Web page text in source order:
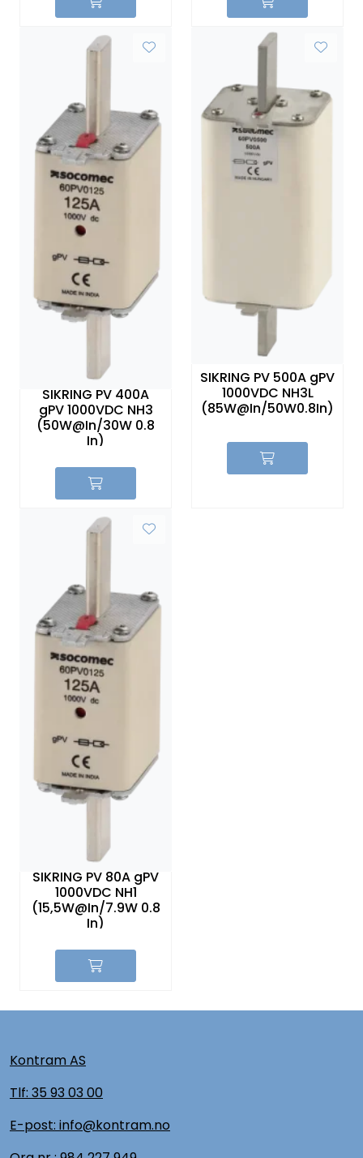
SIKRING PV 400A
gPV 1000VDC NH3
(50W@In/30W 0.8
In)
SIKRING PV 500A gPV
1000VDC NH3L
(85W@In/50W0.8In)
SIKRING PV 80A gPV
1000VDC NH1
(15,5W@In/7.9W 0.8
In)
Kontram AS
Tlf: 35 93 03 00
E-post: info@kontram.no